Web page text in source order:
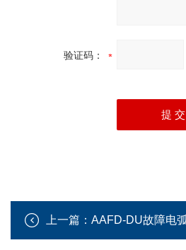
验证码：
上一篇： AAFD-DU故障电